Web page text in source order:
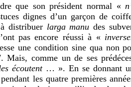
que son président normal «
dignes d’un garçon de
distribuer larga manudes
pas encore réussi à «
une condition sine qua non
Mais, comme un de ses
écoutent… ». En se donnant
les quatre premières